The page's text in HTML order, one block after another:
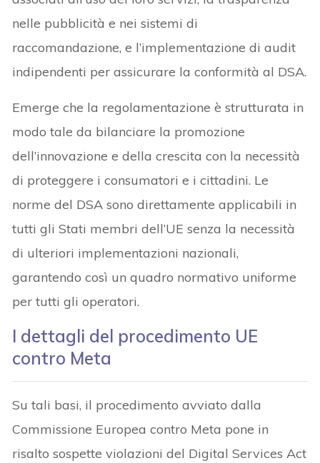
nelle pubblicità e nei sistemi di
raccomandazione, e l’implementazione di audit
indipendenti per assicurare la conformità al DSA.
Emerge che la regolamentazione è strutturata in
modo tale da bilanciare la promozione
dell’innovazione e della crescita con la necessità
di proteggere i consumatori e i cittadini. Le
norme del DSA sono direttamente applicabili in
tutti gli Stati membri dell’UE senza la necessità
di ulteriori implementazioni nazionali,
garantendo così un quadro normativo uniforme
per tutti gli operatori.
I dettagli del procedimento UE
contro Meta
Su tali basi, il procedimento avviato dalla
Commissione Europea contro Meta pone in
risalto sospette violazioni del Digital Services Act